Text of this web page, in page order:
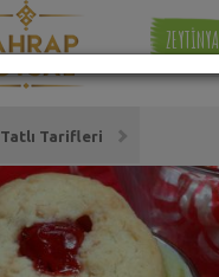
Tatlı Tarifleri